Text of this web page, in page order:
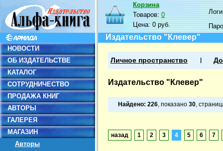
НОВОСТИ
ОБ ИЗДАТЕЛЬСТВЕ
КАТАЛОГ
СОТРУДНИЧЕСТВО
ПРОДАЖА КНИГ
АВТОРЫ
ГАЛЕРЕЯ
МАГАЗИН
Авторы
Корзина
Товаров:0
Цена:0 руб.
Издательство "Клевер"
Личное пространство
Издательство "Клевер"
Найдено: 226, показано 30,
назад 1 2 3 4 5 6 7